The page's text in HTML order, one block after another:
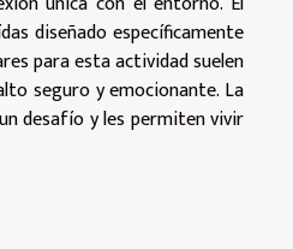
diseñado específicamente
para esta actividad suelen
seguro y emocionante. La
desafío y les permiten vivir